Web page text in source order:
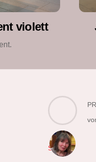
violett
Schals